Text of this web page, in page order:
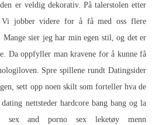
er veldig dekorativ. På talerstolen etter
jobber videre for å få med oss flere
Mange sier jeg har min egen stil, og det er
Da oppfyller man kravene for å kunne få
Spre spillene rundt Datingsider
sett opp noen skilt som forteller hva de
nettsteder hardcore bang bang og la
and porno sex leketøy menn